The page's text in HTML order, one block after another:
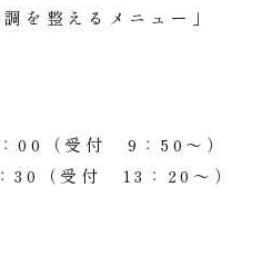
を整えるメニュー」
00（受付 9：50～）
30（受付 13：20～）